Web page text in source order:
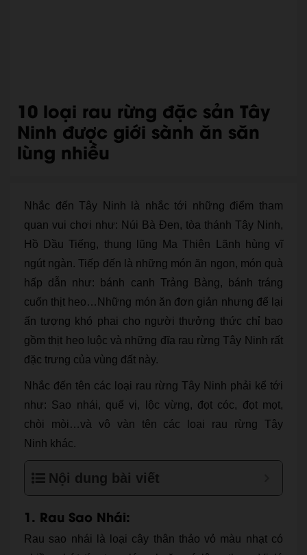
10 loại rau rừng đặc sản Tây
Ninh được giới sành ăn săn
lùng nhiều
Nhắc đến Tây Ninh là nhắc tới những điểm tham
quan vui chơi như: Núi Bà Đen, tòa thánh Tây Ninh,
Hồ Dầu Tiếng, thung lũng Ma Thiên Lãnh hùng vĩ
ngút ngàn. Tiếp đến là những món ăn ngon, món quà
hấp dẫn như: bánh canh Trảng Bàng, bánh tráng
cuốn thịt heo…Những món ăn đơn giản nhưng để lại
ấn tượng khó phai cho người thưởng thức chỉ bao
gồm thịt heo luộc và những đĩa rau rừng Tây Ninh rất
đặc trưng của vùng đất này.
Nhắc đến tên các loại rau rừng Tây Ninh phải kể tới
như: Sao nhái, quế vị, lộc vừng, đọt cóc, đọt mọt,
chòi mòi…và vô vàn tên các loại rau rừng Tây
Ninh khác.
Nội dung bài viết
1. Rau Sao Nhái:
Rau sao nhái là loại cây thân thảo vỏ màu nhạt có